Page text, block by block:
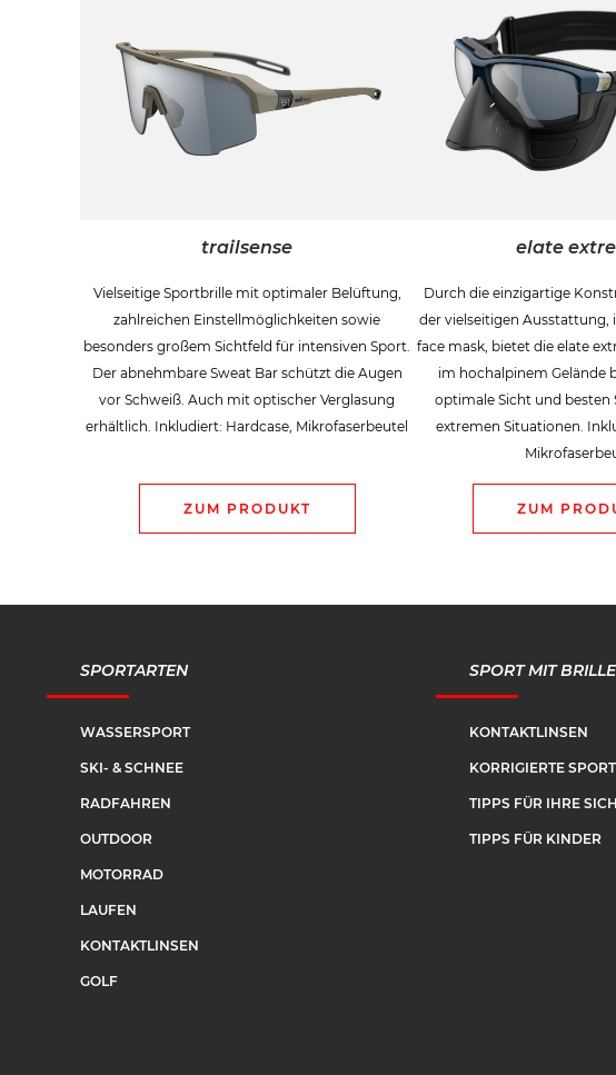
trailsense
Vielseitige Sportbrille mit optimaler Belüftung,
zahlreichen Einstellmöglichkeiten sowie
besonders großem Sichtfeld für intensiven Sport.
Der abnehmbare Sweat Bar schützt die Augen
vor Schweiß. Auch mit optischer Verglasung
erhältlich. Inkludiert: Hardcase, Mikrofaserbeutel
ZUM PRODUKT
elate
Durch die einzigartige
der vielseitigen Ausstattung,
face mask, bietet die elate
im hochalpinem Gelände
optimale Sicht und besten
extremen Situationen.
ZUM
SPORTARTEN
WASSERSPORT
SKI- & SCHNEE
RADFAHREN
OUTDOOR
MOTORRAD
LAUFEN
KONTAKTLINSEN
GOLF
SPORT MIT BRILLE
KONTAKTLINSEN
KORRIGIERTE
TIPPS FÜR IHRE
TIPPS FÜR KINDER